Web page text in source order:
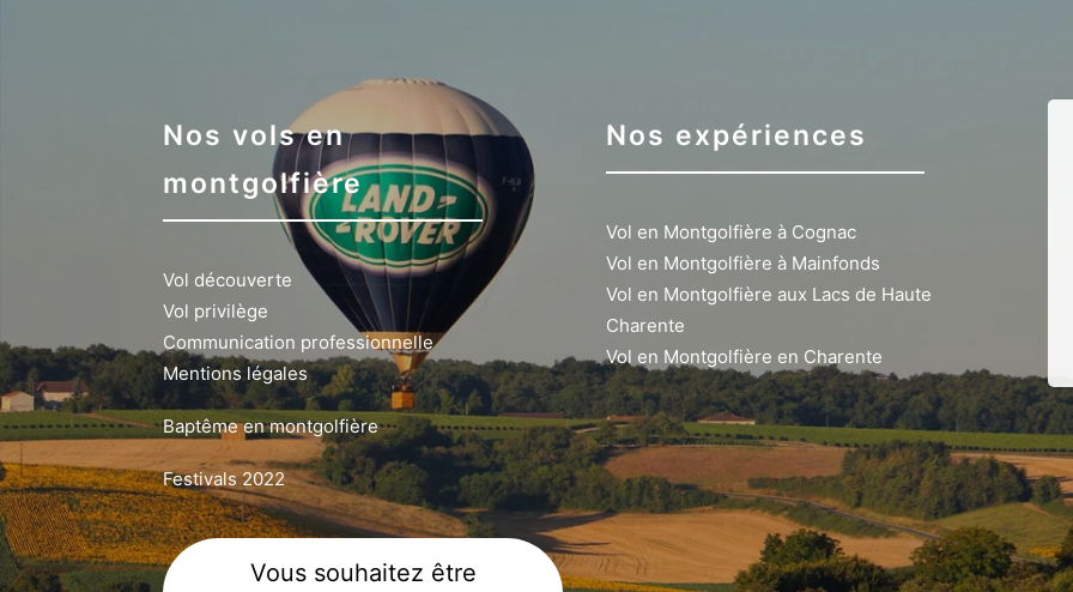
Nos vols en
montgolfière
Vol découverte
Vol privilège
Communication professionnelle
Mentions légales
Baptême en montgolfière
Festivals 2022
Vous souhaitez être
Nos expériences
Vol en Montgolfière à Cognac
Vol en Montgolfière à Mainfonds
Vol en Montgolfière aux Lacs de Haute
Charente
Vol en Montgolfière en Charente